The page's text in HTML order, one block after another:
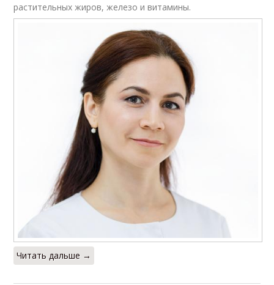
растительных жиров, железо и витамины.
Читать дальше →